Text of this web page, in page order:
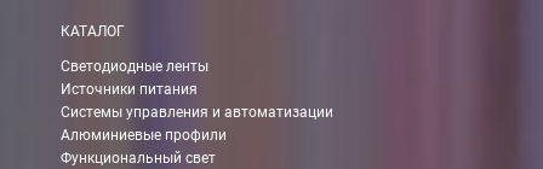
Вы можете самостоятельно забрать заказ в одном из наших
В Москве (внутри МКАД)
БЕСПЛАТНАЯ доставка при сумме заказа от 7000 руб.
КАТАЛОГ
Светодиодные ленты
Источники питания
Системы управления и автоматизации
Алюминиевые профили
Функциональный свет